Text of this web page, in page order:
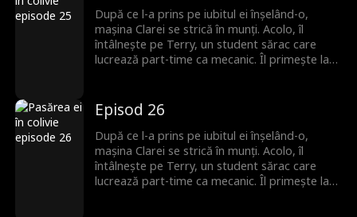
După ce l-a prins pe iubitul ei înșelând-o,
mașina Clarei se strică în munți. Acolo, îl
întâlnește pe Terry, un student sărac care
lucrează part-time ca mecanic. Îl primește la
se prăbușește sub greutatea secretului său,
iar Terry pleacă, neștiind că Clara este
însărcinată. Ani mai târziu, el se întoarce cu
putere și bogăție, iar povestea lor de
dragoste începe din nou.
Episod 26
După ce l-a prins pe iubitul ei înșelând-o,
mașina Clarei se strică în munți. Acolo, îl
întâlnește pe Terry, un student sărac care
lucrează part-time ca mecanic. Îl primește la